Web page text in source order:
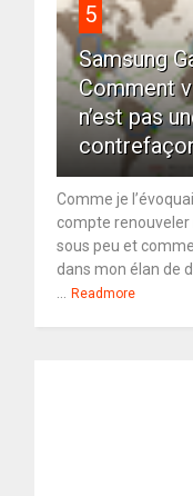
5
Samsung
Comment
n’est pas
Comme je
compte
sous peu et
dans mon élan de
Readmore